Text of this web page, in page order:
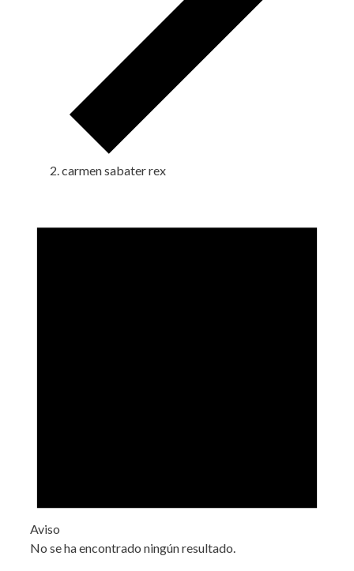
carmen sabater rex
Aviso
No se ha encontrado ningún resultado.